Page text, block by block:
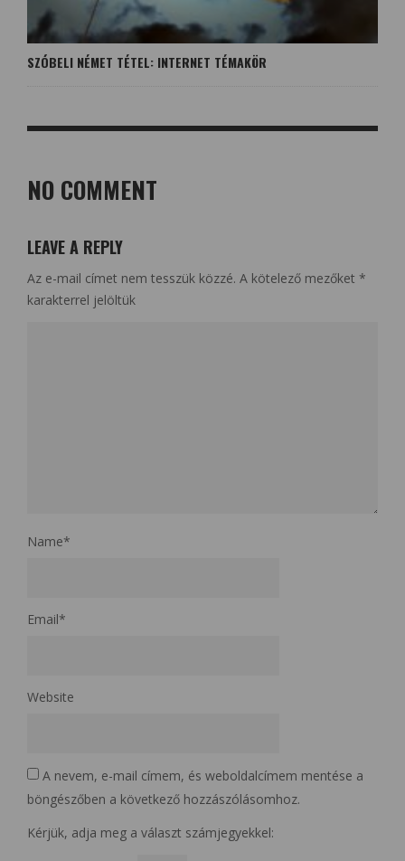
SZÓBELI NÉMET TÉTEL: INTERNET TÉMAKÖR
NO COMMENT
LEAVE A REPLY
Az e-mail címet nem tesszük közzé. A kötelező mezőket *
karakterrel jelöltük
Name*
Email*
Website
A nevem, e-mail címem, és weboldalcímem mentése a
böngészőben a következő hozzászólásomhoz.
Kérjük, adja meg a választ számjegyekkel: